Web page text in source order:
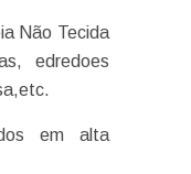
Não Tecida
edredoes
em alta